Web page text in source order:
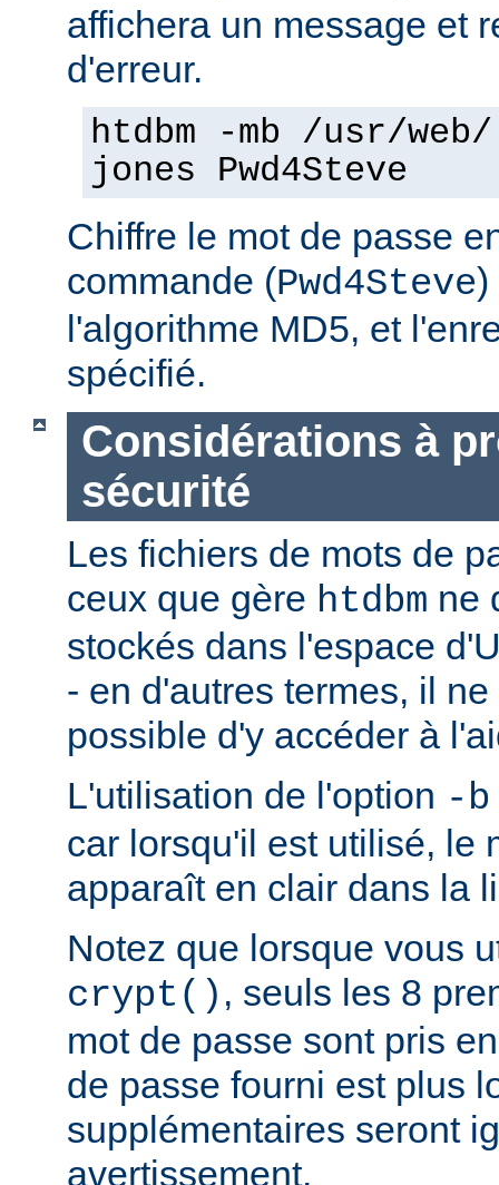
affichera un message et
d'erreur.
htdbm -mb /usr/
jones Pwd4Steve
Chiffre le mot de passe
commande (Pwd4Steve)
l'algorithme MD5, et
spécifié.
Considérations à
sécurité
Les fichiers de mots de
ceux que gère htdbm ne
stockés dans l'espace
- en d'autres termes, il
possible d'y accéder à
L'utilisation de l'option -b
car lorsqu'il est utilisé, le
apparaît en clair dans la
Notez que lorsque vous
crypt() , seuls les 8
mot de passe sont pris
de passe fourni est plus
supplémentaires seront
avertissement.